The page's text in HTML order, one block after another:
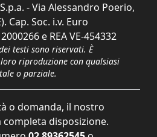
- Via Alessandro Poerio,
Cap. Soc. i.v. Euro
e REA VE-454332
testi sono riservati. È
riproduzione con qualsiasi
o parziale.
o domanda, il nostro
disposizione.